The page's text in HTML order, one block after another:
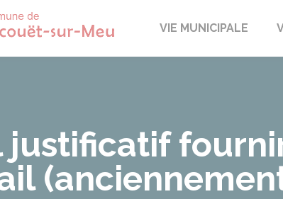
Loscouët-sur-Meu
VIE MUNICIPALE
justificatif